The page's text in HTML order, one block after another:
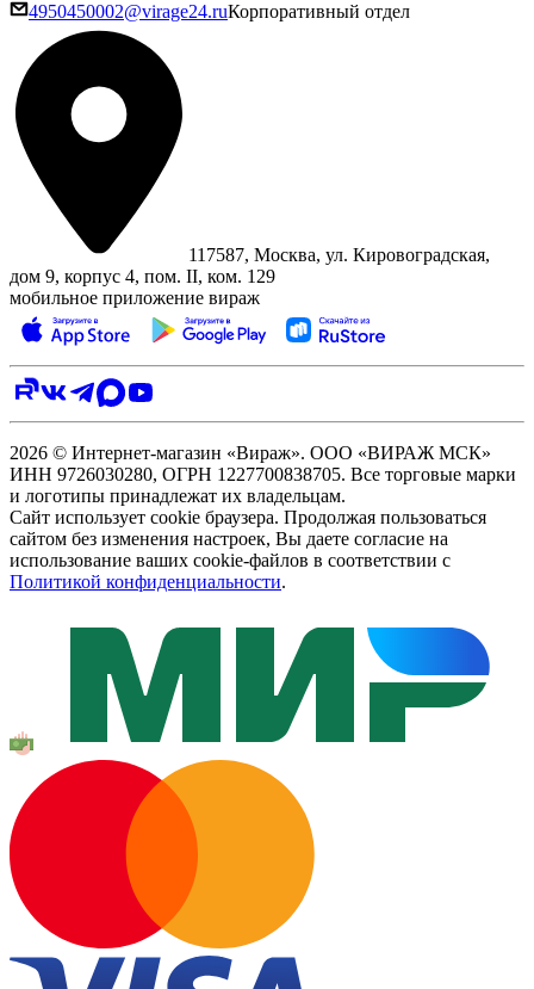
4950450002@virage24.ruКорпоративный отдел
117587, Москва, ул. Кировоградская,
дом 9, корпус 4, пом. II, ком. 129
мобильное приложение вираж
2026 © Интернет-магазин «Вираж». ООО «ВИРАЖ МСК»
ИНН 9726030280, ОГРН 1227700838705. Все торговые марки
и логотипы принадлежат их владельцам.
Сайт использует cookie браузера. Продолжая пользоваться
сайтом без изменения настроек, Вы даете согласие на
использование ваших cookie-файлов в соответствии с
Политикой конфиденциальности.